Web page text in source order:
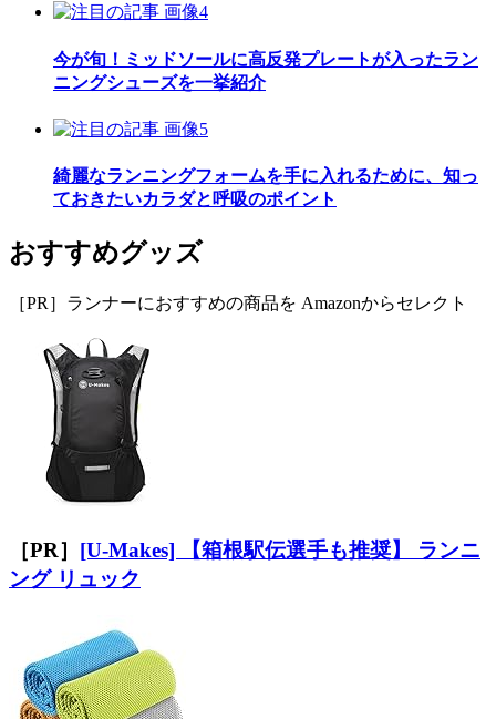
今が旬！ミッドソールに高反発プレートが入ったラン
ニングシューズを一挙紹介
綺麗なランニングフォームを手に入れるために、知っ
ておきたいカラダと呼吸のポイント
おすすめグッズ
［PR］ランナーにおすすめの商品を Amazonからセレクト
［PR］ [U-Makes] 【箱根駅伝選手も推奨】 ランニ
ング リュック